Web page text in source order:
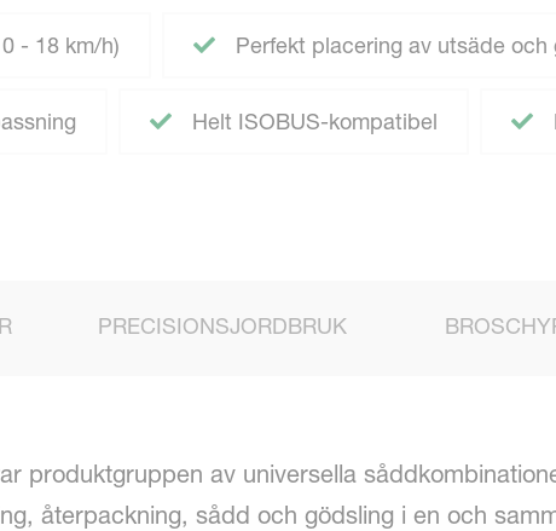
- 18 km/h) Perfekt placering av utsäde och
Helt ISOBUS-kompatibel
PRECISIONSJORDBRUK
produktgruppen av universella
återpackning, sådd och gödsling i en och